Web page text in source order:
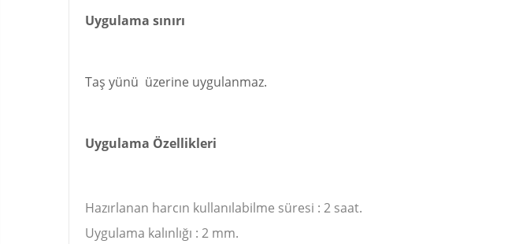
Uygulama sınırı
Taş yünü üzerine uygulanmaz.
Uygulama Özellikleri
Hazırlanan harcın kullanılabilme süresi : 2 saat.
Uygulama kalınlığı : 2 mm.